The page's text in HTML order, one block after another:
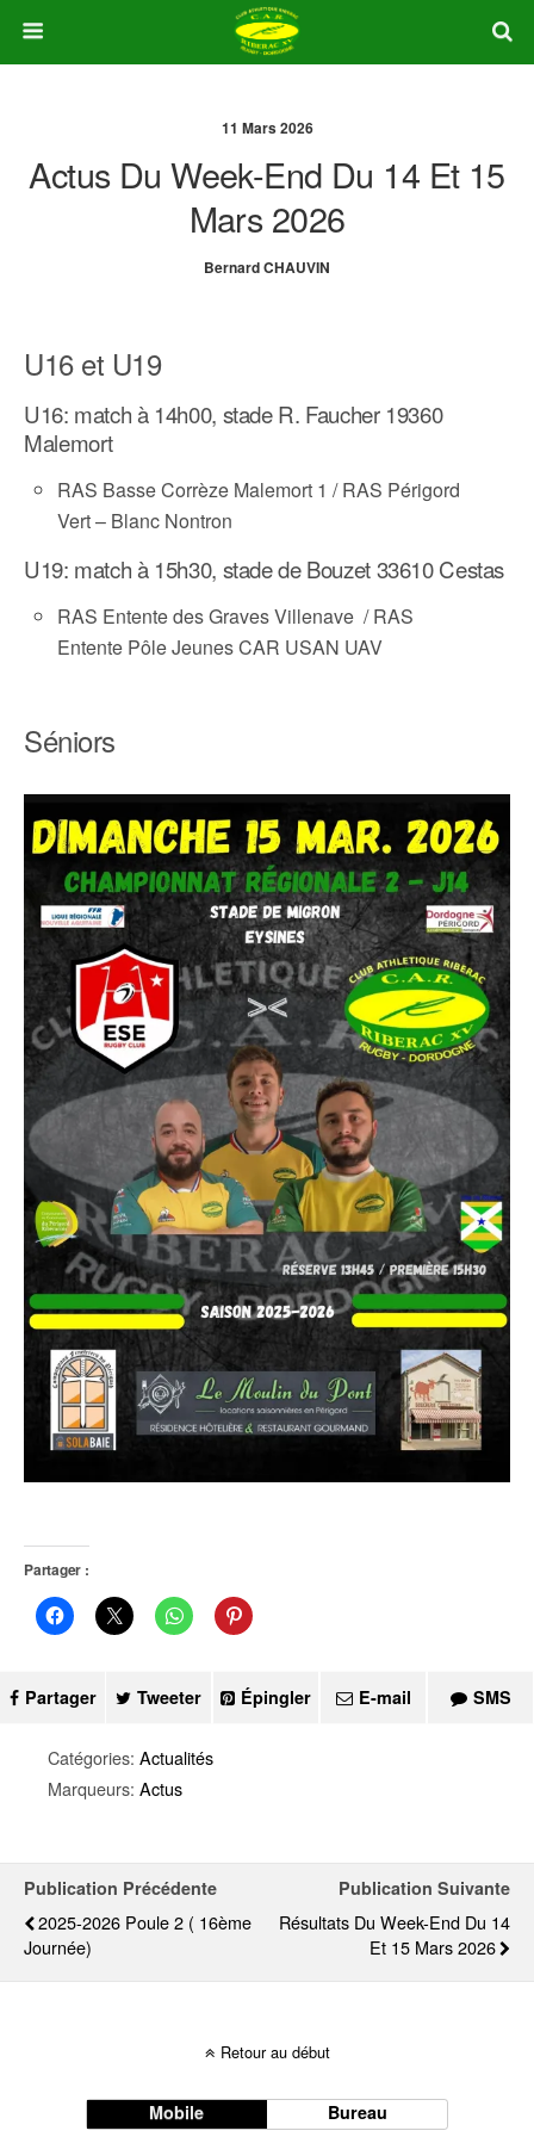
11 Mars 2026
Actus Du Week-End Du 14 Et 15
Mars 2026
Bernard CHAUVIN
U16 et U19
U16: match à 14h00, stade R. Faucher 19360
Malemort
RAS Basse Corrèze Malemort 1 / RAS Périgord
Vert – Blanc Nontron
U19: match à 15h30, stade de Bouzet 33610 Cestas
RAS Entente des Graves Villenave / RAS
Entente Pôle Jeunes CAR USAN UAV
Séniors
Partager :
Partager Tweeter Épingler E-mail SMS
Catégories: Actualités
Marqueurs: Actus
Publication Précédente
2025-2026 Poule 2 ( 16ème
Journée)
Publication Suivante
Résultats Du Week-End Du 14
Et 15 Mars 2026
Retour au début
Mobile Bureau